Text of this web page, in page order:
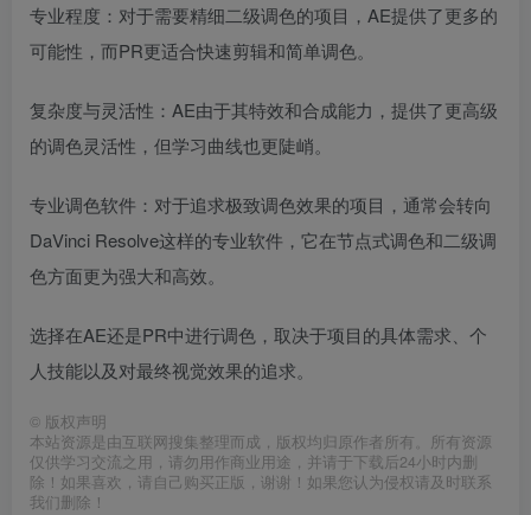
专业程度：对于需要精细二级调色的项目，AE提供了更多的
可能性，而PR更适合快速剪辑和简单调色。
复杂度与灵活性：AE由于其特效和合成能力，提供了更高级
的调色灵活性，但学习曲线也更陡峭。
专业调色软件：对于追求极致调色效果的项目，通常会转向
DaVinci Resolve这样的专业软件，它在节点式调色和二级调
色方面更为强大和高效。
选择在AE还是PR中进行调色，取决于项目的具体需求、个
人技能以及对最终视觉效果的追求。
© 版权声明
本站资源是由互联网搜集整理而成，版权均归原作者所有。所有资源
仅供学习交流之用，请勿用作商业用途，并请于下载后24小时内删
除！如果喜欢，请自己购买正版，谢谢！如果您认为侵权请及时联系
我们删除！